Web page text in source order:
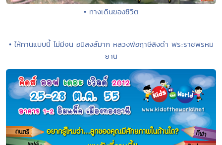
• ทางเดินของชีวิต
• ให้ทานแบบนี้ ไม่มีจน อนิสงส์มาก หลวงพ่อฤาษีลิงดำ พระราชพรหม
ยาน